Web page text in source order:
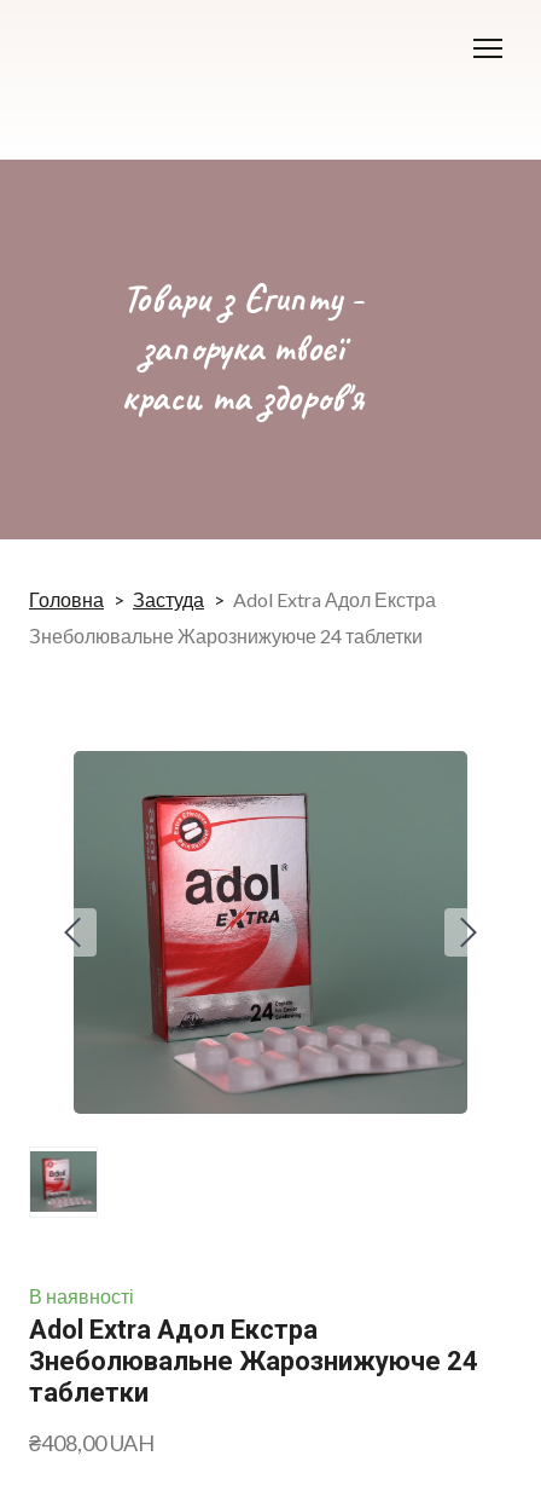
Товари з Єгипту -
запорука твоєї
краси та здоров'я
Головна Застуда
Adol Extra Адол Екстра
Знеболювальне Жарознижуюче 24 таблетки
В наявності
Adol Extra Адол Екстра
Знеболювальне Жарознижуюче 24
таблетки
₴408,00 UAH